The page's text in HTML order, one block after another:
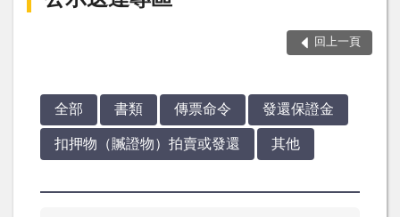
回上一頁
全部 書類 傳票命令 發還保證金
扣押物（贓證物）拍賣或發還 其他